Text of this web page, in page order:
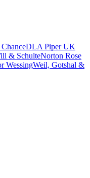
DLA Piper UK
& SchulteNorton Rose
WessingWeil, Gotshal &